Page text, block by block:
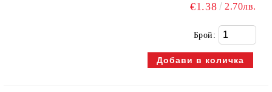
€1.38 2.70лв.
Брой: